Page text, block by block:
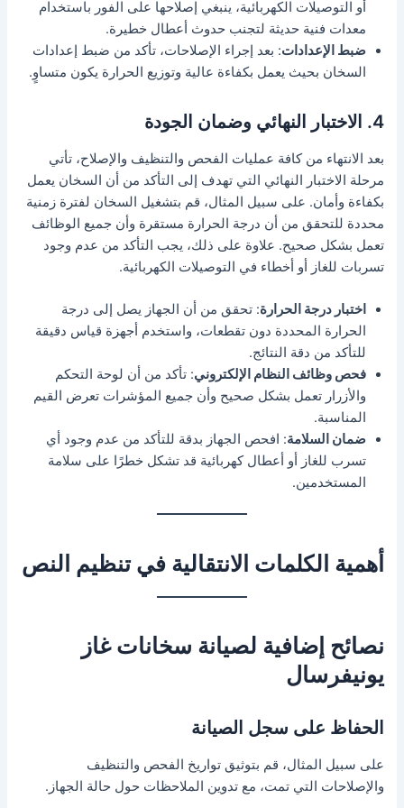
أو التوصيلات الكهربائية، ينبغي إصلاحها على الفور باستخدام
معدات فنية حديثة لتجنب حدوث أعطال خطيرة.
ضبط الإعدادات: بعد إجراء الإصلاحات، تأكد من ضبط إعدادات
السخان بحيث يعمل بكفاءة عالية وتوزيع الحرارة يكون متساوٍ.
4. الاختبار النهائي وضمان الجودة
بعد الانتهاء من كافة عمليات الفحص والتنظيف والإصلاح، تأتي
مرحلة الاختبار النهائي التي تهدف إلى التأكد من أن السخان يعمل
بكفاءة وأمان. على سبيل المثال، قم بتشغيل السخان لفترة زمنية
محددة للتحقق من أن درجة الحرارة مستقرة وأن جميع الوظائف
تعمل بشكل صحيح. علاوة على ذلك، يجب التأكد من عدم وجود
تسربات للغاز أو أخطاء في التوصيلات الكهربائية.
اختبار درجة الحرارة: تحقق من أن الجهاز يصل إلى درجة
الحرارة المحددة دون تقطعات، واستخدم أجهزة قياس دقيقة
للتأكد من دقة النتائج.
فحص وظائف النظام الإلكتروني: تأكد من أن لوحة التحكم
والأزرار تعمل بشكل صحيح وأن جميع المؤشرات تعرض القيم
المناسبة.
ضمان السلامة: افحص الجهاز بدقة للتأكد من عدم وجود أي
تسرب للغاز أو أعطال كهربائية قد تشكل خطرًا على سلامة
المستخدمين.
أهمية الكلمات الانتقالية في تنظيم النص
نصائح إضافية لصيانة سخانات غاز
يونيفرسال
الحفاظ على سجل الصيانة
على سبيل المثال، قم بتوثيق تواريخ الفحص والتنظيف
والإصلاحات التي تمت، مع تدوين الملاحظات حول حالة الجهاز.